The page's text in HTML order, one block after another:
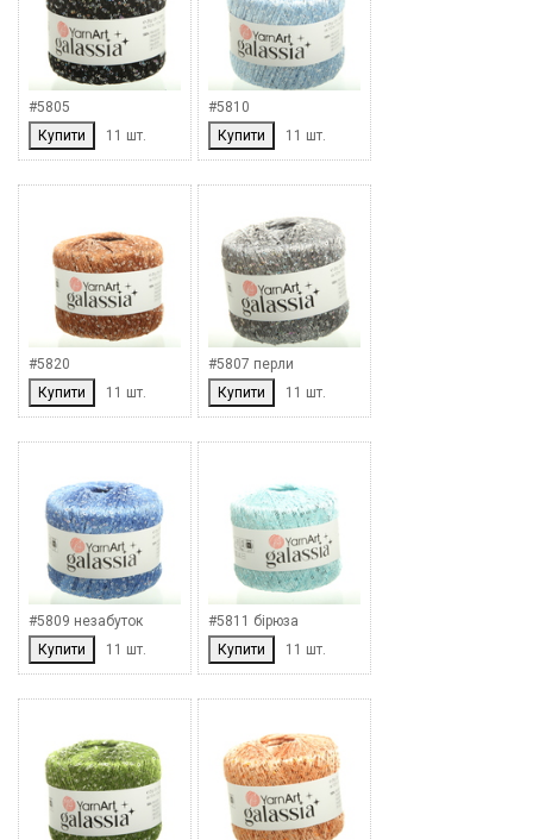
#5805
Купити
11 шт.
#5810
Купити
11 шт.
#5820
Купити
11 шт.
#5807 перли
Купити
11 шт.
#5809 незабуток
Купити
11 шт.
#5811 бірюза
Купити
11 шт.